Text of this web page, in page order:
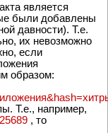
является
были добавлены
давности). Т.е.
их невозможно
если
образом:
Т.е., например,
, то